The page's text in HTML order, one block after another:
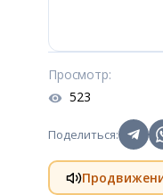
Просмотр:
523
Поделиться: